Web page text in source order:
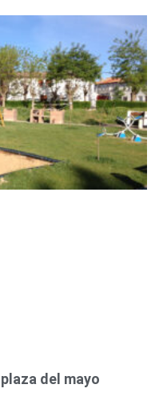
del mayo